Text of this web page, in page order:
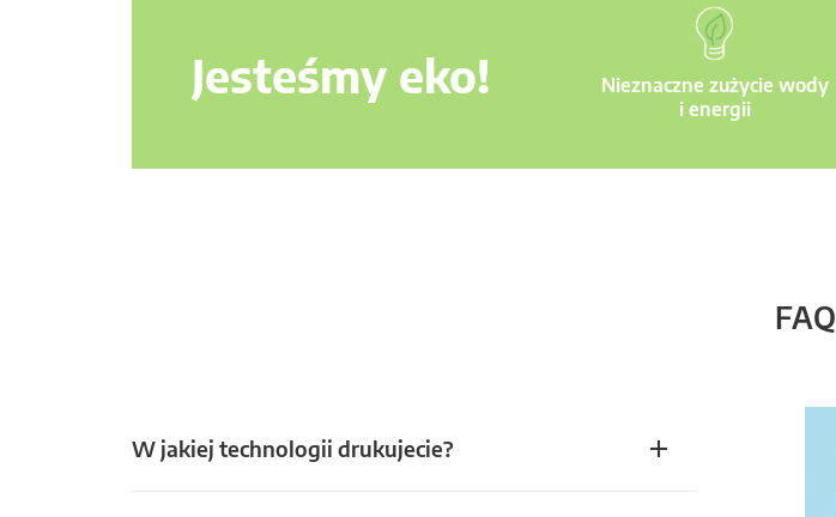
Jesteśmy eko!
Nieznaczne zużycie wody
i energii
FAQ
W jakiej technologii drukujecie?